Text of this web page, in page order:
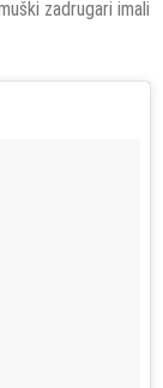
zadrugari imali